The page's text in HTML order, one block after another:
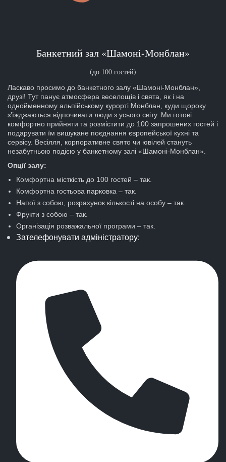
Банкетний зал «Шамоні-Монблан»
(до 100 гостей)
Ласкаво просимо до банкетного залу «Шамоні-Монблан»,
друзі! Тут панує атмосфера веселощів і свята, як і на
однойменному альпійському курорті Монблан, куди щороку
з’їжджаються відпочивати люди з усього світу. Ми готові
комфортно прийняти та розмістити до 100 запрошених гостей і
подарувати їм вишукане поєднання європейської кухні та
сервісу. Весілля, корпоративне свято чи ювілей стануть
незабутньою подією у банкетному залі «Шамоні-Монблан».
Опції залу:
Комфортна місткість до 100 гостей – так.
Комфортна гостьова парковка – так.
Напої з собою, розрахунок кількості на особу – так.
Фрукти з собою – так.
Організація розважальної програми – так.
Зателефонувати адміністратору: